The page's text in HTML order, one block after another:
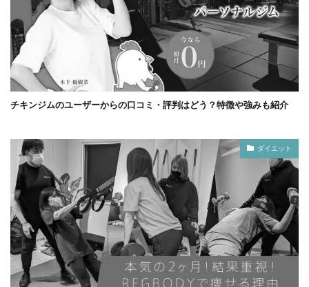
チキンジムのユーザーからの口コミ・評判はどう？特徴や強みも紹介
ダイエット